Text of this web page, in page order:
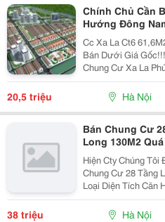
Chính Chủ Cần
Hướng Đông
Cc Xa La Ct6
Bán Dưới Giá Gốc!!!
Chung Cư Xa La
Dong Chính Chủ ,
Bán Cc Xala Ở
20,5 triệu Hà Nội
Bán Chung Cư
Long 130M2 Quá
Hiện Cty Chúng Tôi
Chung Cư 28 Tầng
Loại Diện Tích Căn
Tháp Đông 1) Căn
Giá Bán: 34Tr/M2
38 triệu Hà Nội